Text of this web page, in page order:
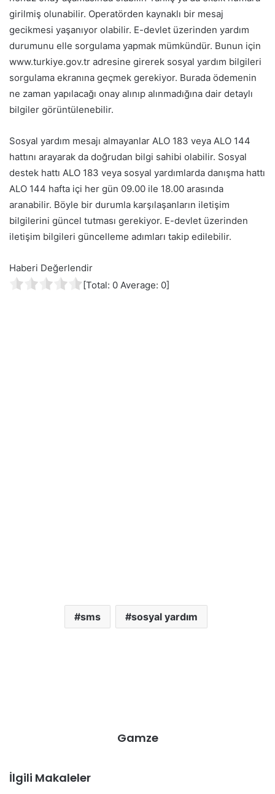
girilmiş olunabilir. Operatörden kaynaklı bir mesaj
gecikmesi yaşanıyor olabilir. E-devlet üzerinden yardım
durumunu elle sorgulama yapmak mümkündür. Bunun için
www.turkiye.gov.tr adresine girerek sosyal yardım bilgileri
sorgulama ekranına geçmek gerekiyor. Burada ödemenin
ne zaman yapılacağı onay alınıp alınmadığına dair detaylı
bilgiler görüntülenebilir.
Sosyal yardım mesajı almayanlar ALO 183 veya ALO 144
hattını arayarak da doğrudan bilgi sahibi olabilir. Sosyal
destek hattı ALO 183 veya sosyal yardımlarda danışma hattı
ALO 144 hafta içi her gün 09.00 ile 18.00 arasında
aranabilir. Böyle bir durumla karşılaşanların iletişim
bilgilerini güncel tutması gerekiyor. E-devlet üzerinden
iletişim bilgileri güncelleme adımları takip edilebilir.
Haberi Değerlendir
[Total: 0 Average: 0]
sms sosyal yardım
Gamze
İlgili Makaleler